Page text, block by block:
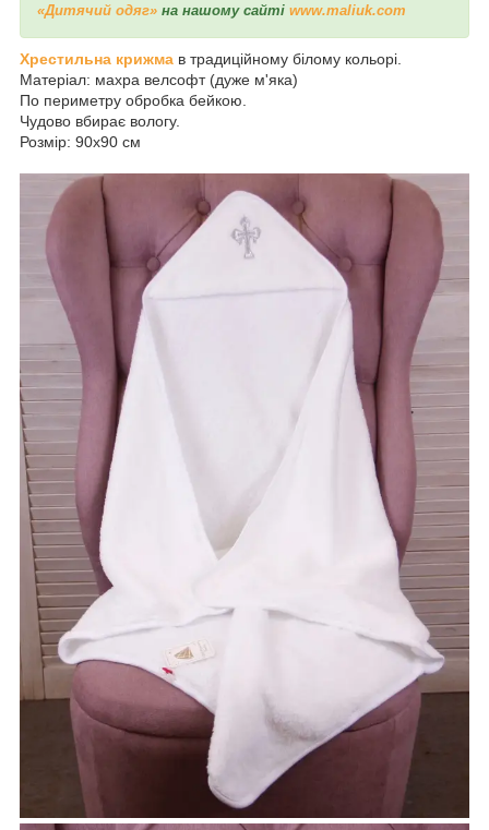
«Дитячий одяг» на нашому сайті www.maliuk.com
Хрестильна крижма в традиційному білому кольорі.
Матеріал: махра велсофт (дуже м'яка)
По периметру обробка бейкою.
Чудово вбирає вологу.
Розмір: 90х90 см